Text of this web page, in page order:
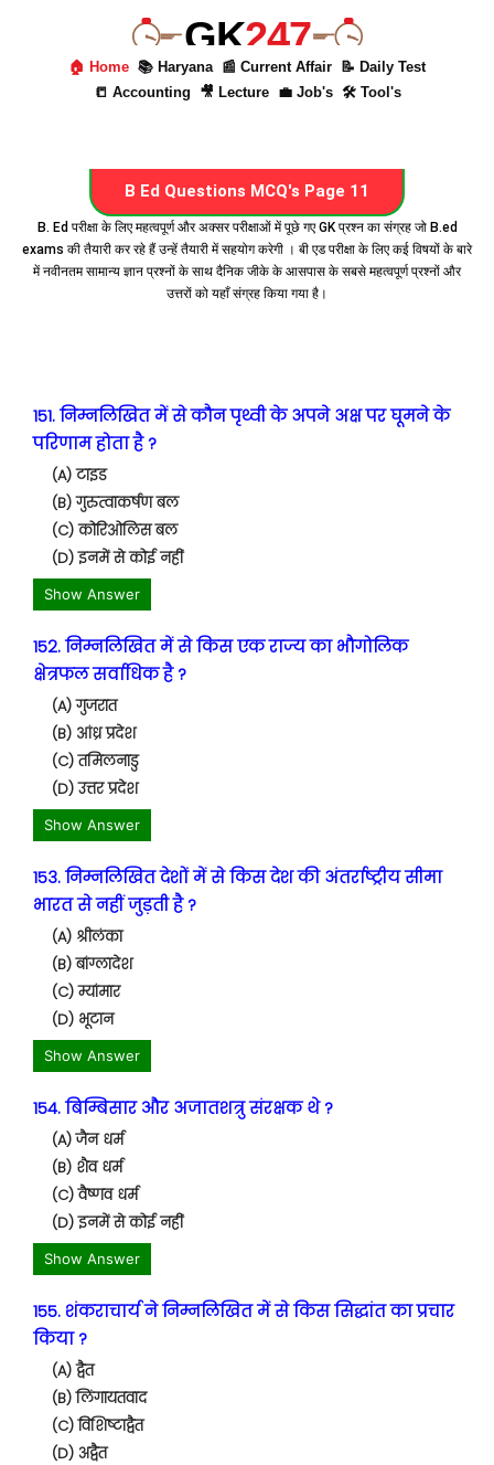
GK247
🏠 Home 📚 Haryana 📰 Current Affair
📝 Daily Test
📒 Accounting
🎥 Lecture 💼 Job's 🛠 Tool's
B Ed Questions MCQ's Page 11
B. Ed परीक्षा के लिए महत्वपूर्ण और अक्सर परीक्षाओं में पूछे गए GK प्रश्न का संग्रह जो B.ed
exams की तैयारी कर रहे हैं उन्हें तैयारी में सहयोग करेगी । बी एड परीक्षा के लिए कई विषयों के बारे
में नवीनतम सामान्य ज्ञान प्रश्नों के साथ दैनिक जीके के आसपास के सबसे महत्वपूर्ण प्रश्नों और
उत्तरों को यहाँ संग्रह किया गया है।
151. निम्नलिखित में से कौन पृथ्वी के अपने अक्ष पर घूमने के
परिणाम होता है ?
(A) टाइड
(B) गुरुत्वाकर्षण बल
(C) कोरिओलिस बल
(D) इनमें से कोई नहीं
Show Answer
152. निम्नलिखित में से किस एक राज्य का भौगोलिक
क्षेत्रफल सर्वाधिक है ?
(A) गुजरात
(B) आंध्र प्रदेश
(C) तमिलनाडु
(D) उत्तर प्रदेश
Show Answer
153. निम्नलिखित देशों में से किस देश की अंतर्राष्ट्रीय सीमा
भारत से नहीं जुड़ती है ?
(A) श्रीलंका
(B) बांग्लादेश
(C) म्यांमार
(D) भूटान
Show Answer
154. बिम्बिसार और अजातशत्रु संरक्षक थे ?
(A) जैन धर्म
(B) शैव धर्म
(C) वैष्णव धर्म
(D) इनमें से कोई नहीं
Show Answer
155. शंकराचार्य ने निम्नलिखित में से किस सिद्धांत का प्रचार
किया ?
(A) द्वैत
(B) लिंगायतवाद
(C) विशिष्टाद्वैत
(D) अद्वैत